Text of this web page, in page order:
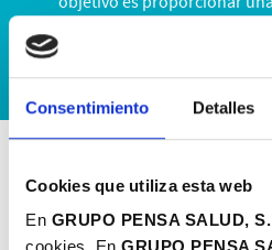
Consentimiento Detalles
Cookies que utiliza esta web
En GRUPO PENSA SALUD,
promueva la salud dental de
para una sonrisa saludable
Ortodoncia